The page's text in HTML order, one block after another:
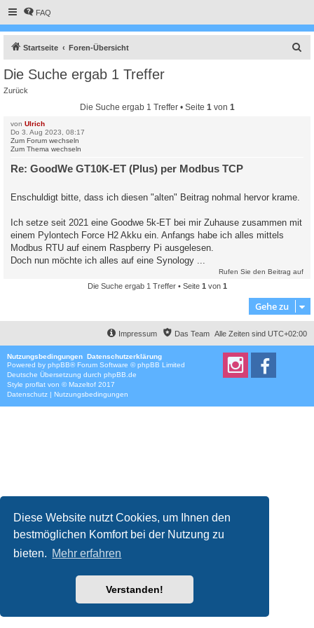
Diese Website nutzt Cookies, um Ihnen den
bestmöglichen Komfort bei der Nutzung zu
bieten. Mehr erfahren
Verstanden!
FAQ
Startseite Foren-Übersicht
Die Suche ergab 1 Treffer
Zurück
Die Suche ergab 1 Treffer • Seite 1von 1
von Ulrich
Do 3. Aug 2023, 08:17
Zum Forum wechseln
Zum Thema wechseln
Re: GoodWe GT10K-ET (Plus) per Modbus TCP
Enschuldigt bitte, dass ich diesen "alten" Beitrag nohmal hervor krame.
Ich setze seit 2021 eine Goodwe 5k-ET bei mir Zuhause zusammen mit
einem Pylontech Force H2 Akku ein. Anfangs habe ich alles mittels
Modbus RTU auf einem Raspberry Pi ausgelesen.
Doch nun möchte ich alles auf eine Synology ...
Rufen Sie den Beitrag auf
Die Suche ergab 1 Treffer • Seite 1 von 1
Gehe zu
Alle Zeiten sind UTC+02:00
Das Team
Impressum
Nutzungsbedingungen Datenschutzerklärung
Powered by phpBB® Forum Software © phpBB Limited
Deutsche Übersetzung durch phpBB.de
Style proflat von ©Mazeltof 2017
Datenschutz | Nutzungsbedingungen